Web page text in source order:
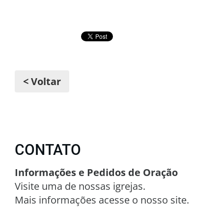
< Voltar
CONTATO
Informações e Pedidos de Oração
Visite uma de nossas igrejas.
Mais informações acesse o nosso site.